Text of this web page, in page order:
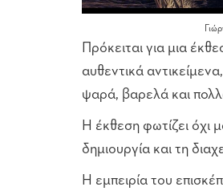
Πρόκειται για μια
αυθεντικά
ψαρά, βαρελά και
Η έκθεση φωτίζει όχι
δημιουργία και τη
Η εμπειρία του